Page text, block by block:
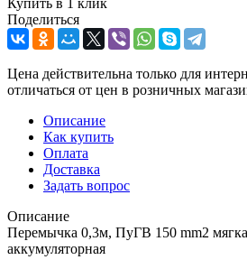
Поделиться
Цена действительна только для
отличаться от цен в розничных
Описание
Как купить
Оплата
Доставка
Задать вопрос
Описание
Перемычка 0,3м, ПуГВ 150 mm2
аккумуляторная